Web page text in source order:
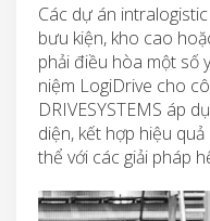
Các dự án
bưu kiện, kho cao
phải điều hòa một số
niệm LogiDrive cho
DRIVESYSTEMS áp
diện, kết hợp hiệu
thể với các giải pháp